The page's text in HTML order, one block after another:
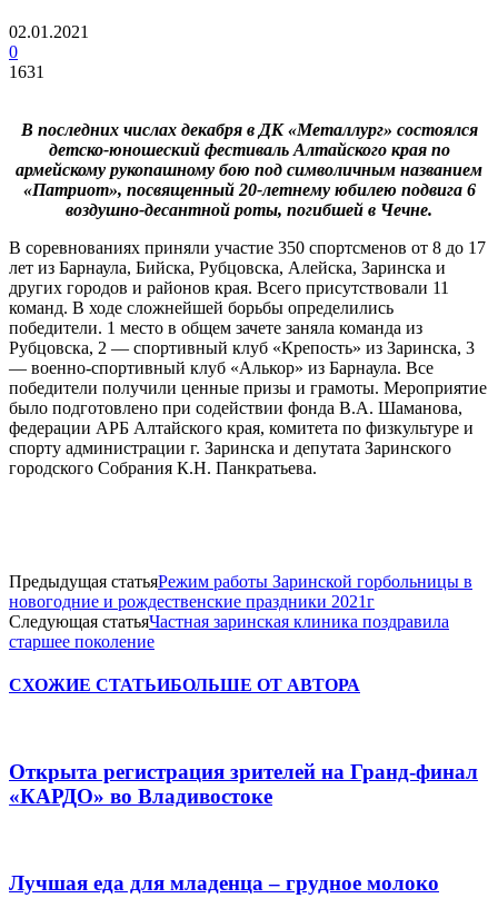
02.01.2021
0
1631
В последних числах декабря в ДК «Металлург» состоялся
детско-юношеский фестиваль Алтайского края по
армейскому рукопашному бою под символичным названием
«Патриот», посвященный 20-летнему юбилею подвига 6
воздушно-десантной роты, погибшей в Чечне.
В соревнованиях приняли участие 350 спортсменов от 8 до 17
лет из Барнаула, Бийска, Рубцовска, Алейска, Заринска и
других городов и районов края. Всего присутствовали 11
команд. В ходе сложнейшей борьбы определились
победители. 1 место в общем зачете заняла команда из
Рубцовска, 2 — спортивный клуб «Крепость» из Заринска, 3
— военно-спортивный клуб «Алькор» из Барнаула. Все
победители получили ценные призы и грамоты. Мероприятие
было подготовлено при содействии фонда В.А. Шаманова,
федерации АРБ Алтайского края, комитета по физкультуре и
спорту администрации г. Заринска и депутата Заринского
городского Собрания К.Н. Панкратьева.
Предыдущая статьяРежим работы Заринской горбольницы в
новогодние и рождественские праздники 2021г
Следующая статьяЧастная заринская клиника поздравила
старшее поколение
СХОЖИЕ СТАТЬИБОЛЬШЕ ОТ АВТОРА
Открыта регистрация зрителей на Гранд-финал
«КАРДО» во Владивостоке
Лучшая еда для младенца – грудное молоко